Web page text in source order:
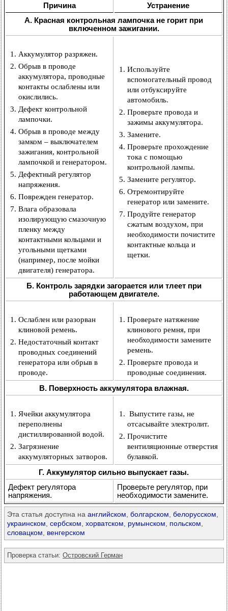
Причина
Устранение
А. Красная контрольная лампочка не горит при
включенном зажигании.
Аккумулятор разряжен.
Обрыв в проводе
аккумулятора, проводные
контакты ослаблены или
окислились.
Дефект контрольной
лампочки.
Обрыв в проводе между
замком – выключателем
зажигания, контрольной
лампочкой и генератором.
Дефектный регулятор
напряжения.
Поврежден генератор.
Влага образовала
изолирующую смазочную
пленку между
контактными кольцами и
угольными щетками
(например, после мойки
двигателя) генератора.
Используйте
вспомогательный провод
или отбуксируйте
автомобиль.
Проверьте провода и
зажимы аккумулятора.
Замените.
Проверьте прохождение
тока с помощью
контрольной лампы.
Замените регулятор.
Отремонтируйте
генератор или замените.
Продуйте генератор
сжатым воздухом, при
необходимости почистите
контактные кольца и
щетки.
Б. Контроль зарядки загорается или тлеет при
работающем двигателе.
Ослаблен или разорван
клиновой ремень.
Недостаточный контакт
проводных соединений
генератора или обрыв в
проводе.
Проверьте натяжение
клинового ремня, при
необходимости замените
ремень.
Проверьте провода и
проводные соединения.
В. Поверхность аккумулятора влажная.
Ячейки аккумулятора
переполнены
дистиллированной водой.
Загрязнение
аккумуляторных затворов.
Выпустите газы, не
отсасывайте электролит.
Прочистите
вентиляционные отверстия
булавкой.
Г. Аккумулятор сильно выпускает газы.
Дефект регулятора
напряжения.
Проверьте регулятор, при
необходимости замените.
Эта статья доступна на английском болгарском белорусском
украинском сербском хорватском румынском польском
словацком
венгерском
Проверка статьи: Островский Герман